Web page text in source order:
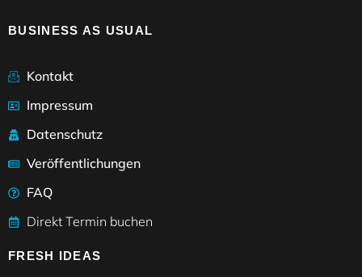
BUSINESS AS USUAL
Kontakt
Impressum
Datenschutz
Veröffentlichungen
FAQ
Direkt Termin buchen
FRESH IDEAS